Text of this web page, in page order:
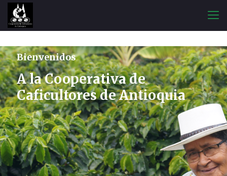
Bienvenidos
A la Cooperativa de
Caficultores de Antioquia